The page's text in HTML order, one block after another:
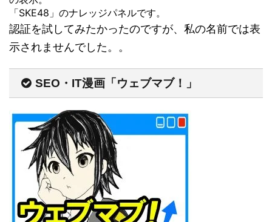
「SKE48」のナレッジパネルです。
認証を試してみたかったのですが、私の名前では表
示されませんでした。。
SEO・IT漫画「ウェブマブ！」